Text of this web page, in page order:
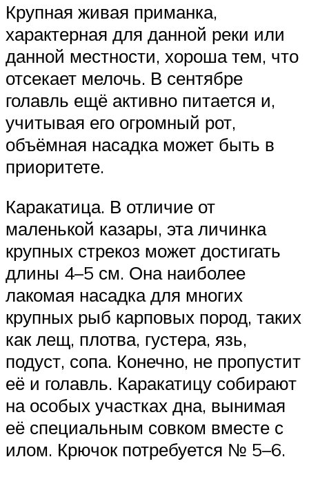
Крупная живая приманка,
характерная для данной реки или
данной местности, хороша тем, что
отсекает мелочь. В сентябре
голавль ещё активно питается и,
учитывая его огромный рот,
объёмная насадка может быть в
приоритете.
Каракатица. В отличие от
маленькой казары, эта личинка
крупных стрекоз может достигать
длины 4–5 см. Она наиболее
лакомая насадка для многих
крупных рыб карповых пород, таких
как лещ, плотва, густера, язь,
подуст, сопа. Конечно, не пропустит
её и голавль. Каракатицу собирают
на особых участках дна, вынимая
её специальным совком вместе с
илом. Крючок потребуется № 5–6.